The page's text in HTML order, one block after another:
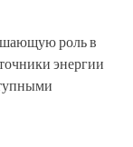
роль в
энергии